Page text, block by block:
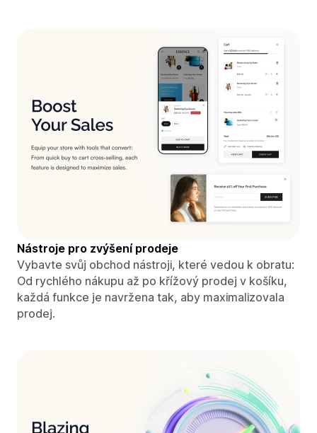
Nástroje pro zvýšení prodeje
Vybavte svůj obchod nástroji, které vedou k obratu:
Od rychlého nákupu až po křížový prodej v košíku,
každá funkce je navržena tak, aby maximalizovala
prodej.